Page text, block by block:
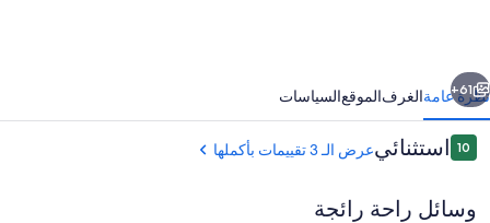
التالي
61+
نظرة عامةالغرفالموقعالسياسات
التقييمات
10
10 من 10 استثنائيعرض الـ 3 تقييمات بأكملها
وسائل راحة رائجة